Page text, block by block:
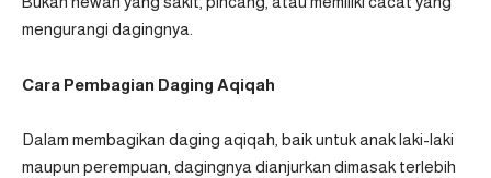
mengurangi dagingnya.
Cara Pembagian Daging Aqiqah
Dalam membagikan daging aqiqah, baik untuk anak laki-laki
maupun perempuan, dagingnya dianjurkan dimasak terlebih